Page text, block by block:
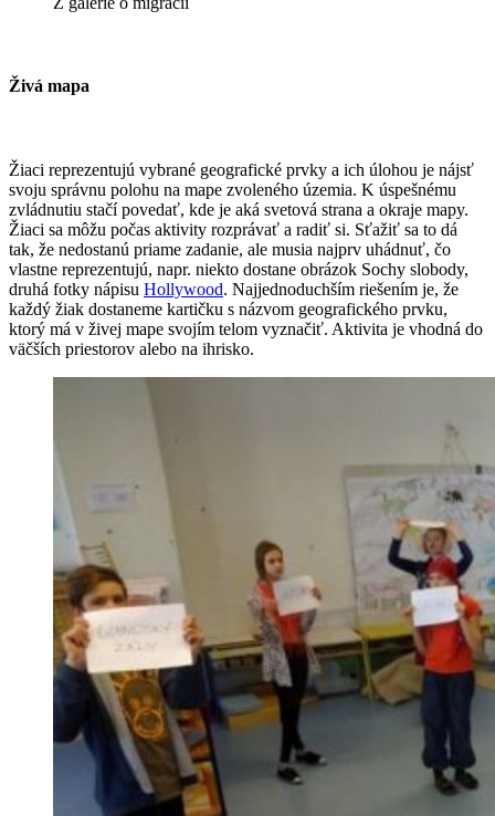
Živá mapa
Žiaci reprezentujú vybrané geografické prvky a ich úlohou je nájsť
svoju správnu polohu na mape zvoleného územia. K úspešnému
zvládnutiu stačí povedať, kde je aká svetová strana a okraje mapy.
Žiaci sa môžu počas aktivity rozprávať a radiť si. Sťažiť sa to dá
tak, že nedostanú priame zadanie, ale musia najprv uhádnuť, čo
vlastne reprezentujú, napr. niekto dostane obrázok Sochy slobody,
druhá fotky nápisu Hollywood. Najjednoduchším riešením je, že
každý žiak dostaneme kartičku s názvom geografického prvku,
ktorý má v živej mape svojím telom vyznačiť. Aktivita je vhodná do
väčších priestorov alebo na ihrisko.